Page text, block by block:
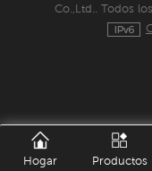
Co.,Ltd.. Todos
Hogar Productos